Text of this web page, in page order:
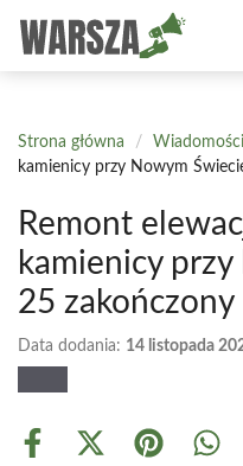
treści
Strona główna / Wiadomości
kamienicy przy Nowym
Remont
kamienicy
25 zakończony
Data dodania: 14 listopada
Share
Share Share